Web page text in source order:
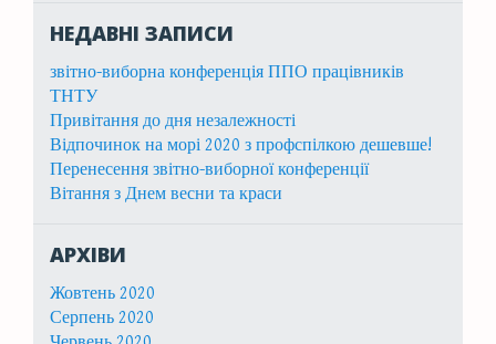
НЕДАВНІ ЗАПИСИ
звітно-виборна конференція ППО працівників
ТНТУ
Привітання до дня незалежності
Відпочинок на морі 2020 з профспілкою дешевше!
Перенесення звітно-виборної конференції
Вітання з Днем весни та краси
АРХІВИ
Жовтень 2020
Серпень 2020